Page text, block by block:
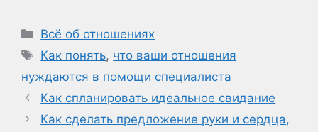
Рубрики
Всё об отношениях
Метки
Как понять, что ваши отношения
нуждаются в помощи специалиста
Как спланировать идеальное свидание
Как сделать предложение руки и сердца,